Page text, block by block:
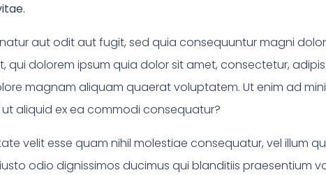
aut odit aut fugit, sed quia consequuntur magni
dolorem ipsum quia dolor sit amet, consectetur,
magnam aliquam quaerat voluptatem. Ut enim ad
aliquid ex ea commodi consequatur?
velit esse quam nihil molestiae consequatur, vel illum
odio dignissimos ducimus qui blanditiis praesentium